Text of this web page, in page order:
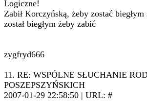
Logiczne!
Zabił Korczyńską, żeby zostać
został biegłym żeby zabić
zygfryd666
11. RE: WSPÓLNE SŁUCHANIE
POSZEPSZYŃSKICH
2007-01-29 22:58:50 | URL: #